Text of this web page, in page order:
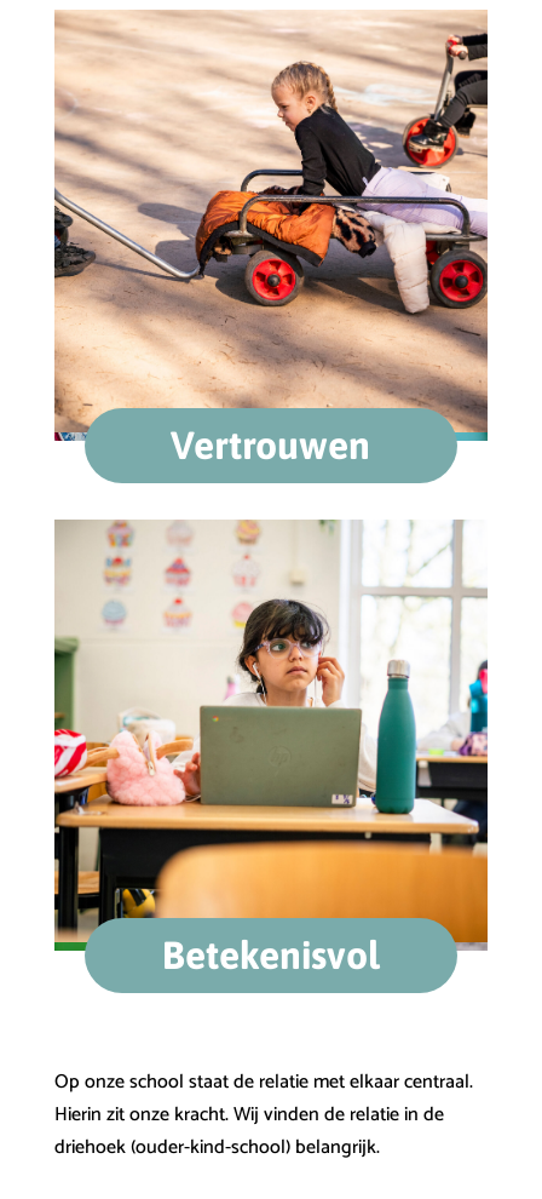
Vertrouwen
Betekenisvol
Op onze school staat de relatie met elkaar centraal.
Hierin zit onze kracht. Wij vinden de relatie in de
driehoek (ouder-kind-school) belangrijk.